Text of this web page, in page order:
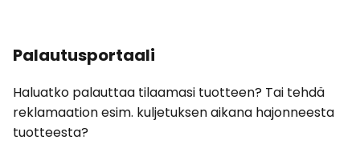
Palautusportaali
Haluatko palauttaa tilaamasi tuotteen? Tai tehdä
reklamaation esim. kuljetuksen aikana hajonneesta
tuotteesta?